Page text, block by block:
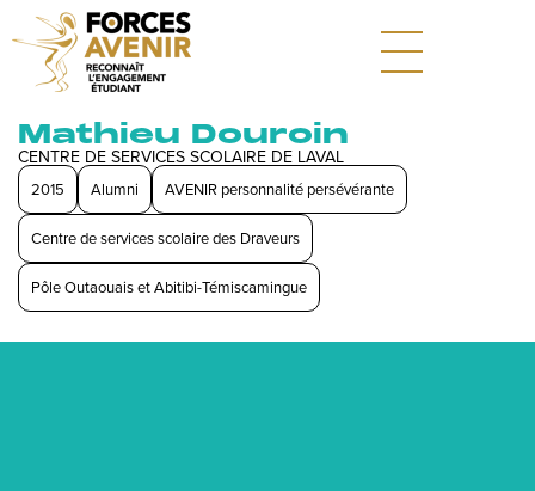
Mathieu Douroin
CENTRE DE SERVICES SCOLAIRE DE LAVAL
2015 Alumni AVENIR personnalité persévérante
Centre de services scolaire des Draveurs
Pôle Outaouais et Abitibi-Témiscamingue